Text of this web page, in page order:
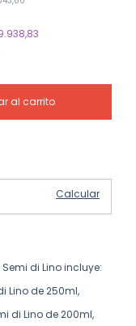
Calcular
di Lino incluye:
Lino de 250ml,
di Lino de 200ml,